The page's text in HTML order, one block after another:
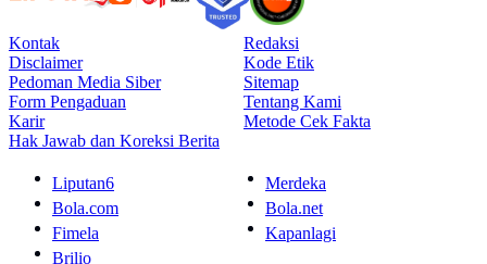
Kontak
Redaksi
Disclaimer
Kode Etik
Pedoman Media Siber
Sitemap
Form Pengaduan
Tentang Kami
Karir
Metode Cek Fakta
Hak Jawab dan Koreksi Berita
Liputan6
Merdeka
Bola.com
Bola.net
Fimela
Kapanlagi
Brilio